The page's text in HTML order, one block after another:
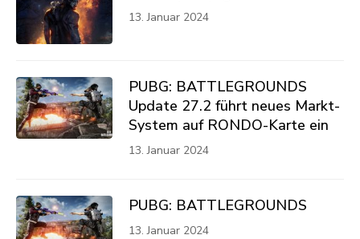
13. Januar 2024
PUBG: BATTLEGROUNDS
Update 27.2 führt neues Markt-
System auf RONDO-Karte ein
13. Januar 2024
PUBG: BATTLEGROUNDS
13. Januar 2024